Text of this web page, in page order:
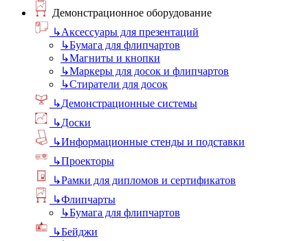
Демонстрационное оборудование
↳Аксессуары для презентаций
↳Бумага для флипчартов
↳Магниты и кнопки
↳Маркеры для досок и флипчартов
↳Стиратели для досок
↳Демонстрационные системы
↳Доски
↳Информационные стенды и подставки
↳Проекторы
↳Рамки для дипломов и сертификатов
↳Флипчарты
↳Бумага для флипчартов
↳Бейджи